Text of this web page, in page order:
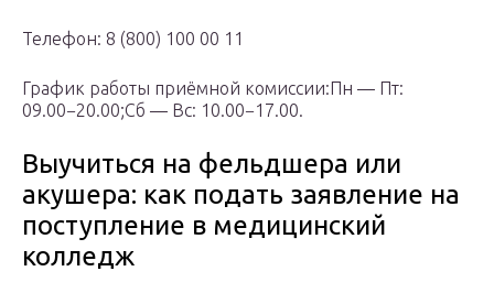
Телефон: 8 (800) 100 00 11
График работы приёмной комиссии:Пн — Пт:
09.00−20.00;Сб — Вс: 10.00−17.00.
Выучиться на фельдшера или
акушера: как подать заявление на
поступление в медицинский
колледж